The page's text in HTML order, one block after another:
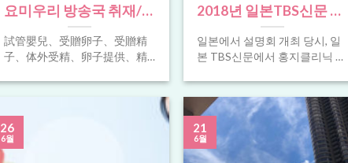
공여、In vitro
fertilization ,
Oocyte(Egg) recipient ,
婴儿、借卵(供卵) 、借
精(供精)
요미우리 방송국 취재/讀
賣新聞2019精子提供報
導 試管嬰兒、受贈卵
供、체외수정、난자 공
여 、정자 공여、In vitro
fertilization ,
試管嬰兒、受贈卵子、受贈精
子、体外受精、卵子提供、精
、정자 공여、In vitro
recipient , Sperm recipient、试
管婴儿、借卵(供卵) 、借精(供
精) 요미우리 방송국 [...]
2018년 일본TBS신문 홍
지클리닉 난자공여 세미
나 보도!試管嬰兒、受贈
提供、체외수정、난자
공여 、정자 공여、In
vitro fertilization ,
일본에서 설명회 개최 당시, 일
본 TBS신문에서 홍지클리닉 난
하였습니다. 일본에서 불임으로
힘들어 하는 부부들에게 [...]
26
6월
21
6월